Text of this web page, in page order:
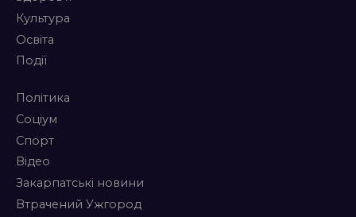
Культура
Освіта
Події
Політика
Соціум
Спорт
Відео
Закарпатські новини
Втрачений Ужгород